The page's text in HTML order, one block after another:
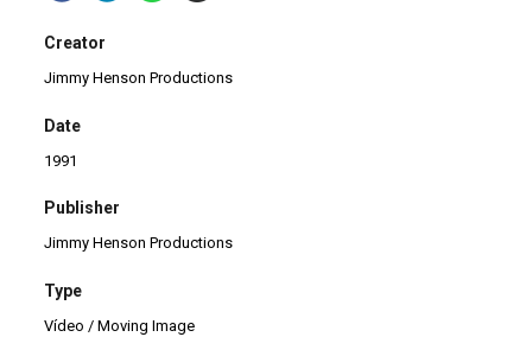
Creator
Jimmy Henson Productions
Date
1991
Publisher
Jimmy Henson Productions
Type
Vídeo / Moving Image